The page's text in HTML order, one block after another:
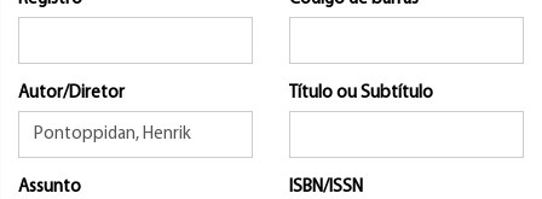
Autor/Diretor Título ou Subtítulo
Assunto ISBN/ISSN